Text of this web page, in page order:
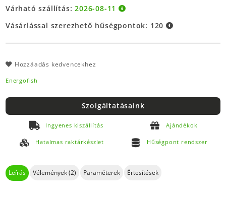
Várható szállítás:2026-08-11
Vásárlással szerezhető hűségpontok: 120
Hozzáadás kedvencekhez
Energofish
Szolgáltatásaink
Ingyenes kiszállítás Ajándékok
Hatalmas raktárkészlet Hűségpont rendszer
Leírás Vélemények (2) Paraméterek Értesítések